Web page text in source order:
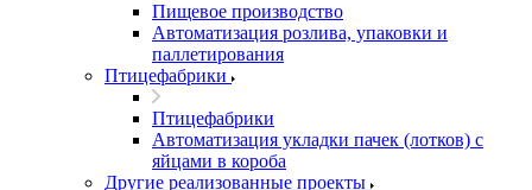
Пищевое производство
Автоматизация розлива, упаковки и
паллетирования
Птицефабрики
Птицефабрики
Автоматизация укладки пачек (лотков) с
яйцами в короба
Другие реализованные проекты